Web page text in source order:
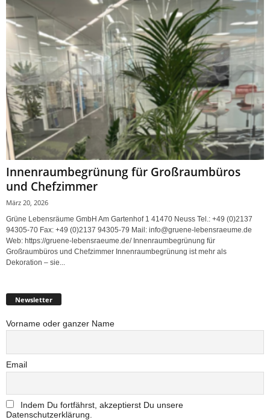
Innenraumbegrünung für Großraumbüros
und Chefzimmer
März 20, 2026
Grüne Lebensräume GmbH Am Gartenhof 1 41470 Neuss Tel.: +49 (0)2137
94305-70 Fax: +49 (0)2137 94305-79 Mail: info@gruene-lebensraeume.de
Web: https://gruene-lebensraeume.de/ Innenraumbegrünung für
Großraumbüros und Chefzimmer Innenraumbegrünung ist mehr als
Dekoration – sie...
Newsletter
Vorname oder ganzer Name
Email
Indem Du fortfährst, akzeptierst Du unsere
Datenschutzerklärung.